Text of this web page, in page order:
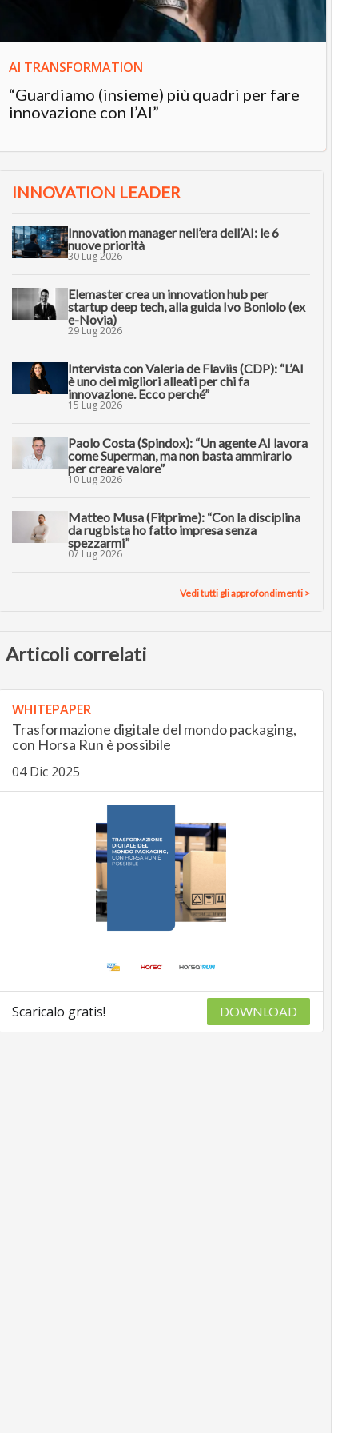
AI TRANSFORMATION
“Guardiamo (insieme) più quadri per fare
innovazione con l’AI”
INNOVATION LEADER
Innovation manager nell’era dell’AI: le 6
nuove priorità
30 Lug 2026
Elemaster crea un innovation hub per
startup deep tech, alla guida Ivo Boniolo (ex
e-Novia)
29 Lug 2026
Intervista con Valeria de Flaviis (CDP): “L’AI
è uno dei migliori alleati per chi fa
innovazione. Ecco perché”
15 Lug 2026
Paolo Costa (Spindox): “Un agente AI lavora
come Superman, ma non basta ammirarlo
per creare valore”
10 Lug 2026
Matteo Musa (Fitprime): “Con la disciplina
da rugbista ho fatto impresa senza
spezzarmi”
07 Lug 2026
Vedi tutti gli approfondimenti >
Articoli correlati
WHITEPAPER
Trasformazione digitale del mondo packaging,
con Horsa Run è possibile
04 Dic 2025
Scaricalo gratis! DOWNLOAD